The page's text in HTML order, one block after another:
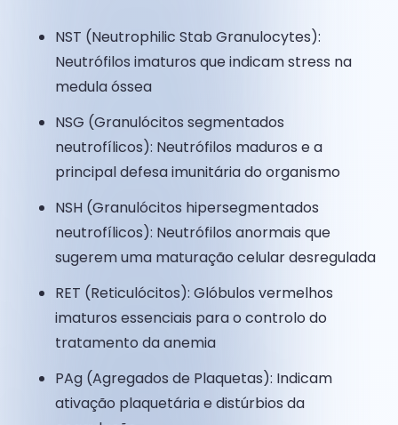
NST (Neutrophilic Stab Granulocytes):
Neutrófilos imaturos que indicam stress na
medula óssea
NSG (Granulócitos segmentados
neutrofílicos): Neutrófilos maduros e a
principal defesa imunitária do organismo
NSH (Granulócitos hipersegmentados
neutrofílicos): Neutrófilos anormais que
sugerem uma maturação celular desregulada
RET (Reticulócitos): Glóbulos vermelhos
imaturos essenciais para o controlo do
tratamento da anemia
PAg (Agregados de Plaquetas): Indicam
ativação plaquetária e distúrbios da